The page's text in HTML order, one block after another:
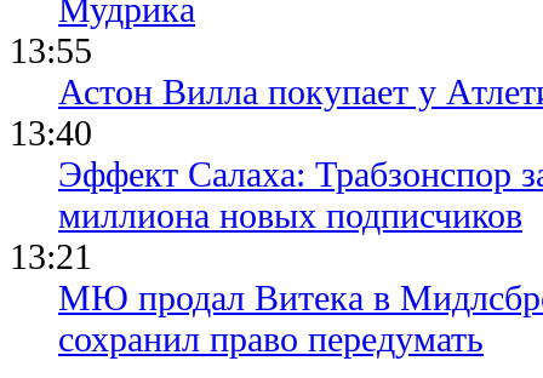
Мудрика
13:55
Астон Вилла покупает у
13:40
Эффект Салаха: Трабзонспор
миллиона новых подписчиков
13:21
МЮ продал Витека в
сохранил право передумать